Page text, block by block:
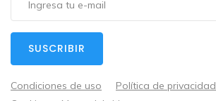
Condiciones de uso Política de privacidad
SUSCRIBIR